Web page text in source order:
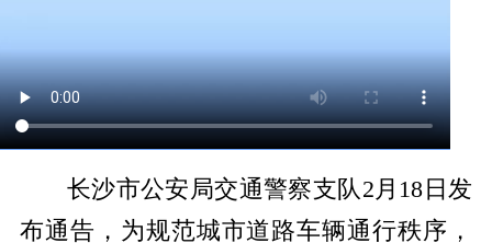
长沙市公安局交通警察支队2月18日发
布通告，为规范城市道路车辆通行秩序，